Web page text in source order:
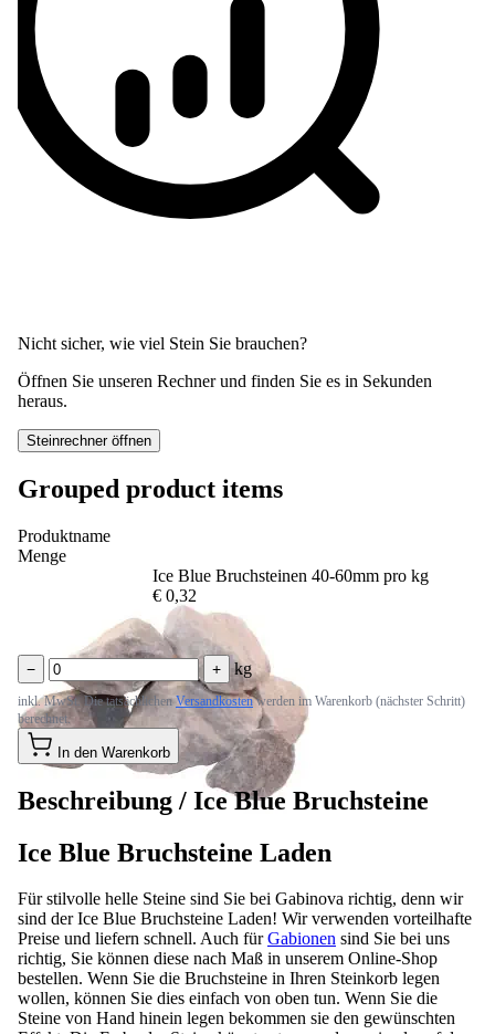
Öffnen Sie unseren Rechner und finden Sie es in Sekunden
heraus.
Steinrechner öffnen
Grouped product items
Produktname
kg
inkl. MwSt. Die tatsächlichen Versandkosten werden im Warenkorb (nächster Schritt)
berechnet.
In den Warenkorb
Beschreibung /Ice Blue Bruchsteine
Ice Blue Bruchsteine Laden
Für stilvolle helle Steine sind Sie bei Gabinova richtig, denn wir
sind der Ice Blue Bruchsteine Laden! Wir verwenden vorteilhafte
Preise und liefern schnell. Auch fürGabionensind Sie bei uns
richtig, Sie können diese nach Maß in unserem Online-Shop
bestellen. Wenn Sie die Bruchsteine in Ihren Steinkorb legen
wollen, können Sie dies einfach von oben tun. Wenn Sie die
Steine von Hand hinein legen bekommen sie den gewünschten
Effekt. Die Farbe der Steine könnte etwas anders sein als auf dem
Bild, dies ist von ihrem Bildschirm abhängig. Die besten Steine